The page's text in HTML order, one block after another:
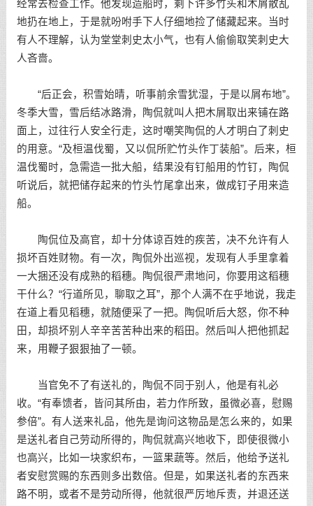
经常去检查工作。他发现造船时，剩下许多竹头和木屑散乱
地扔在地上，于是就吩咐手下人仔细地捡了储藏起来。当时
有人不理解，认为堂堂刺史太小气，也有人偷偷取笑刺史大
人吝啬。
“后正会，积雪始晴，听事前余雪犹湿，于是以屑布地”。
冬季大雪，雪后结冰路滑，陶侃就叫人把木屑取出来铺在路
面上，过往行人安全行走，这时嘲笑陶侃的人才明白了刺史
的用意。“及桓温伐蜀，又以侃所贮竹头作丁装船”。后来，桓
温伐蜀时，急需造一批大船，结果没有钉船用的竹钉，陶侃
听说后，就把储存起来的竹头竹尾拿出来，做成钉子用来造
船。
陶侃位及高官，却十分体谅百姓的疾苦，决不允许有人
损坏百姓财物。有一次，陶侃外出巡视，发现有人手里拿着
一大捆还没有成熟的稻穗。陶侃很严肃地问，你要用这稻穗
干什么？“行道所见，聊取之耳”，那个人满不在乎地说，我走
在道上看见稻穗，就随便采了一把。陶侃听后大怒，你不种
田，却损坏别人辛辛苦苦种出来的稻田。然后叫人把他抓起
来，用鞭子狠狠抽了一顿。
当官免不了有送礼的，陶侃不同于别人，他是有礼必
收。“有奉馈者，皆问其所由，若力作所致，虽微必喜，慰赐
参倍”。有人送来礼品，他先是询问这物品是怎么来的，如果
是送礼者自己劳动所得的，陶侃就高兴地收下，即使很微小
也高兴，比如一块家织布，一篮果蔬等。然后，他给予送礼
者安慰赏赐的东西则多出数倍。但是，如果送礼者的东西来
路不明，或者不是劳动所得，他就很严厉地斥责，并退还送